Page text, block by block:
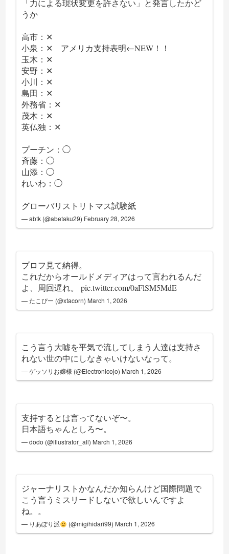
「力による現状変更を許さない」と発言したかど
うか
高市：✕
小泉：✕ アメリカ支持表明←NEW！！
玉木：✕
安野：✕
小川：✕
島田：✕
外務省：✕
茂木：✕
英仏独：✕
プーチン：◯
斉藤：◯
山添：◯
れいわ：◯
グローバリストリトマス試験紙
— abtk (@abetaku29) February 28, 2026
プロフ見て納得。
これだからオールドメディアはって言われるんだ
よ、周回遅れ。pic.twitter.com/0aFlSM5MdE
— たこぴー (@xtacorn) March 1, 2026
こう言う大嘘を平気で流してしまう人達は支持さ
れない世の中にしなきゃいけないなって。
— ゲッソリお嬢様 (@Electronicojo) March 1, 2026
支持するとは言ってないぞ〜。
日本語ちゃんとしろ〜。
— dodo (@illustrator_all) March 1, 2026
ジャーナリストかなんだか知らんけど国際問題で
こう言うミスリードしないで欲しいんですよ
ね。。
— りあぽり派 (@migihidari99) March 1, 2026